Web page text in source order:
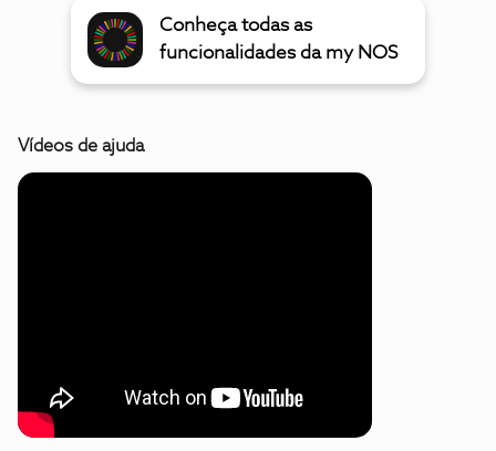
Conheça todas as
funcionalidades da my NOS
Vídeos de ajuda